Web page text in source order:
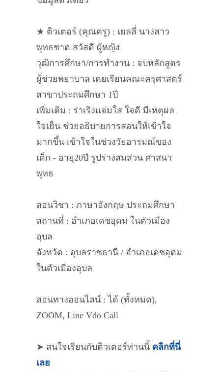
★ ติวเตอร์ (คุณครู) : เยลลี่ นางสาว
พุทธชาด สวัสดี ผู้หญิง
วุฒิการศึกษา/การทำงาน : จบหลักสูตร
ผู้ช่วยพยาบาล เคยเรียนคณะครุศาสตร์
สาขาประถมศึกษา 1ปี
เพิ่มเติม : ร่าเริงเเจ่มใส ใจดี มีเหตุผล
ใจเย็น ช่วยอธิบายการสอนให้เข้าใจ
มากขึ้น เข้าใจในช่วงวัยอารมณ์ของ
เด็ก - อายุ20ปี รูปร่างสมส่วน ศาสนา
พุทธ
สอนวิชา : ภาษาอังกฤษ ประถมศึกษา
สถานที่ : อำเภอเดชอุดม ในตัวเมือง
อุบล
จังหวัด : อุบลราชธานี / อำเภอเดชอุดม
ในตัวเมืองอุบล
สอนทางออนไลน์ : ได้ (ทั้งหมด),
ZOOM, Line Vdo Call
➤ สนใจเรียนกับติวเตอร์ท่านนี้ คลิกที่นี่
เลย